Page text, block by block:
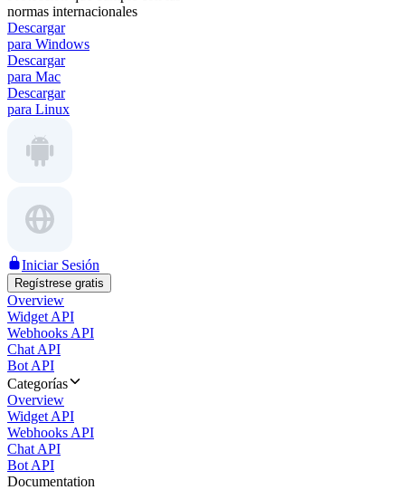
normas internacionales
Descargar
para Windows
Descargar
para Mac
Descargar
para Linux
Iniciar Sesión
Regístrese gratis
Overview
Widget API
Webhooks API
Chat API
Bot API
Categorías
Overview
Widget API
Webhooks API
Chat API
Bot API
Documentation